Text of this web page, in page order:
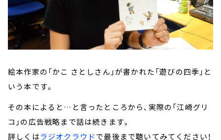
絵本作家の「かこ さとしさん」が書かれた「遊びの四季」と
いう本です。
その本によると…と言ったところから、実際の「江崎グリ
コ」の広告戦略まで話は続きます。
詳しくはラジオクラウドで最後まで聴いてみてください！